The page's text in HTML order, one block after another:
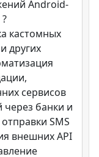
Android-
кастомных
других
сервисов
банки и
SMS
внешних API